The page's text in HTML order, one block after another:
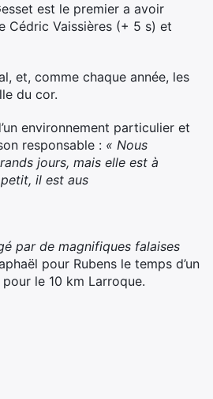
est le premier a avoir
Cédric Vaissières (+ 5 s) et
et, comme chaque année, les
du cor.
environnement particulier et
responsable : « Nous
jours, mais elle est à
il est aus
par de magnifiques falaises
pour Rubens le temps d’un
le 10 km Larroque.